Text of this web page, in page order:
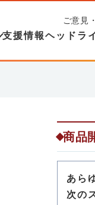
支援情報ヘッドラ
ご意見
商品
あら
次の